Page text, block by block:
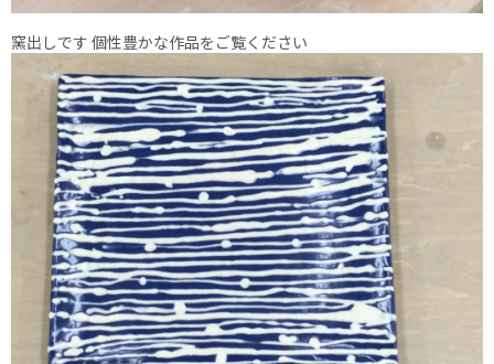
窯出しです 個性豊かな作品をご覧ください